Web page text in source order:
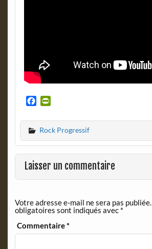
c
e
b
o
o
k
i
n
t
F
r
e
d
l
y
Rock Progressif
Laisser un commentaire
Votre adresse e-mail ne sera pas publiée.
obligatoires sont indiqués avec *
Commentaire*